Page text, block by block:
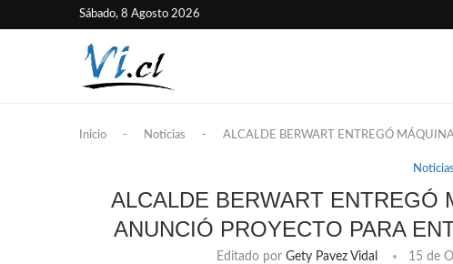
Sábado, 8 Agosto 2026
Inicio - Noticias - ALCALDE BERWART ENTREGÓ
Noticias
ALCALDE BERWART ENTREGÓ
ANUNCIÓ PROYECTO PARA
Editado por Gety Pavez Vidal 15 de